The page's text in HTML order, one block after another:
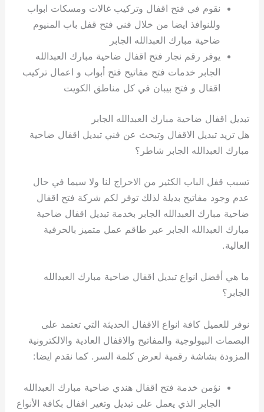
نقوم في فتح اقفال وتركيب غالات ومسكات ابواب
وللنوافذ ايضا من خلال فني فتح قفل باب المنيوم
ضاحية مبارك العبدالله الجابر
يوفر رقم نجار فتح اقفال ضاحية مبارك العبدالله
الجابر خدمات فتح مفاتيح فتح أبواب و اعمال تركيب
اقفال و فتح بيبان في كل مناطق الكويت
تبديل اقفال ضاحية مبارك العبدالله الجابر
هل تريد تبديل الاقفال وتبحث عن فني تبديل اقفال ضاحية
مبارك العبدالله الجابر شاطر؟
تسبب قفل الباب الكثير من الاحراج لنا ولا سيما في حال
عدم وجود مفاتيح بديلة لذلك توفر لكم شركة فتح اقفال
ضاحية مبارك العبدالله الجابر بخدمة تبديل اقفال ضاحية
مبارك العبدالله الجابر عبر طاقم عمل متميز بالحرفية
العالية.
ما هي أفضل انواع تبديل اقفال ضاحية مبارك العبدالله
الجابر؟
نوفر للعميل كافة انواع الاقفال الحديثة التي تعتمد على
البصمات البيولوجية والمفاتيح والاقفال العادية والالكترونية
المزودة بشاشة رقمية لعرض كلمة السر. كما نقدم ايضا:
نؤمن خدمة فتح اقفال هندي ضاحية مبارك العبدالله
الجابر الذي يعمل على تبديل وتغير اقفال بكافة الأنواع